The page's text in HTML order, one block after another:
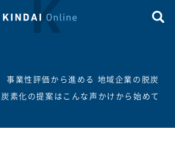
事業性評価から進める 地域企業の脱炭
炭素化の提案はこんな声かけから始めて